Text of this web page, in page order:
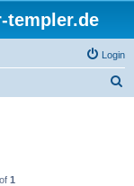
templer.de
Login
of 1